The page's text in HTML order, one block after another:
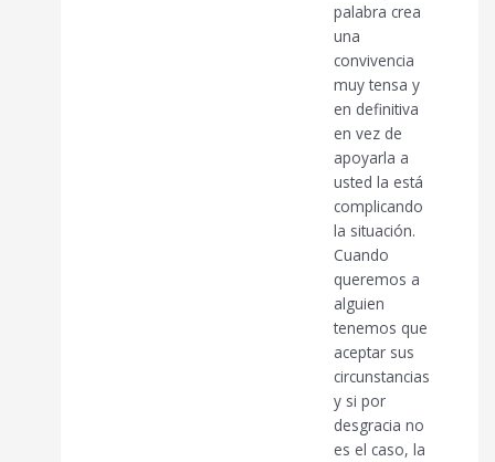
palabra crea
una
convivencia
muy tensa y
en definitiva
en vez de
apoyarla a
usted la está
complicando
la situación.
Cuando
queremos a
alguien
tenemos que
aceptar sus
circunstancias
y si por
desgracia no
es el caso, la